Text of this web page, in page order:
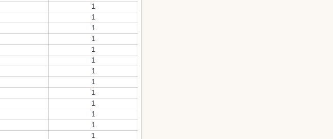
1
1
1
1
1
1
1
1
1
1
1
1
1